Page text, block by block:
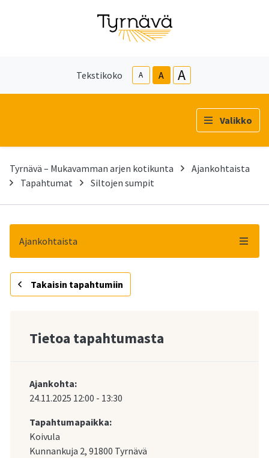
Tekstikoko A A A
Valikko
Tyrnävä – Mukavamman arjen kotikunta
Ajankohtaista
Tapahtumat
Siltojen sumpit
Ajankohtaista
Takaisin tapahtumiin
Tietoa tapahtumasta
Ajankohta:
24.11.2025 12:00 - 13:30
Tapahtumapaikka:
Koivula
Kunnankuja 2, 91800 Tyrnävä